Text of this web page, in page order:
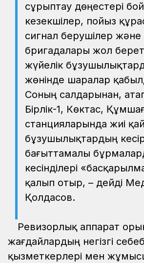
сұрыптау дөңестері
кезекшілер, пойыз
сигнал берушілер
бригадалары жол
жүйелік
жөнінде шаралар
Соның салдарынан,
Бірлік-1, Көктас,
станцияларында жиі
бұзушылықтардың
бағыттамалы
кесінділері
қалып отыр, – дейді
Қолдасов.
Ревизорлық аппарат
жағдайлардың негізгі
қызметкерлері мен